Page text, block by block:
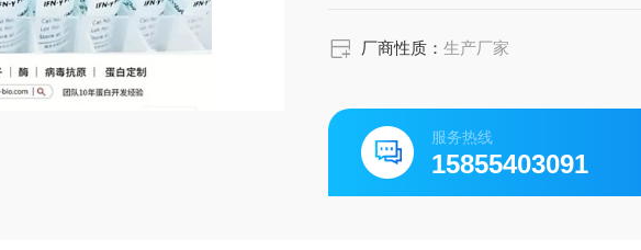
厂商性质：生产厂家
服务热线
15855403091